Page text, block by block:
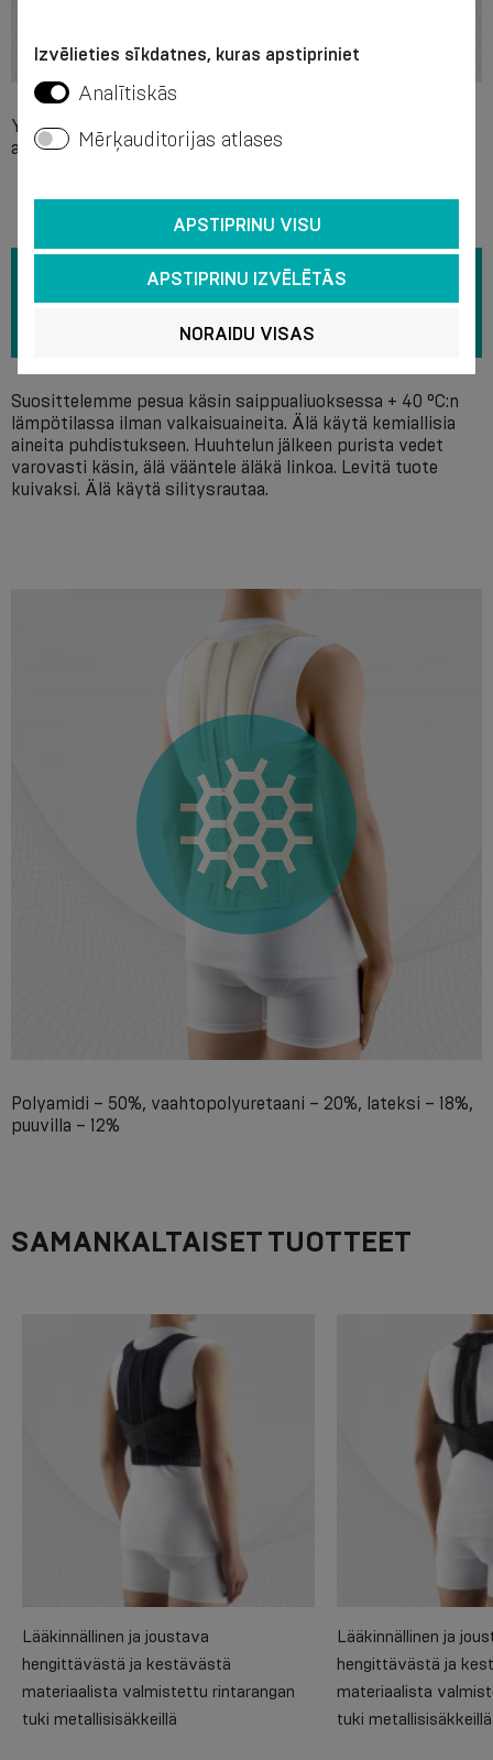
Yksittäinen yhteensopimattomuus valmisteen minkään
ainesosan kanssa, vaikeat paikalliset ihosairaudet.
Suosittelemme pesua käsin saippualiuoksessa + 40 °C:n
lämpötilassa ilman valkaisuaineita. Älä käytä kemiallisia
aineita puhdistukseen. Huuhtelun jälkeen purista vedet
varovasti käsin, älä vääntele äläkä linkoa. Levitä tuote
kuivaksi. Älä käytä silitysrautaa.
Polyamidi – 50%, vaahtopolyuretaani – 20%, lateksi – 18%,
puuvilla – 12%
SAMANKALTAISET TUOTTEET
Lääkinnällinen ja joustava
hengittävästä ja kestävästä
materiaalista valmistettu rintarangan
tuki metallisisäkkeillä
Lääkinnällinen ja
hengittävästä ja
materiaalista
tuki metallisisäkkeillä
Izvēlieties sīkdatnes, kuras apstipriniet
Analītiskās
Mērķauditorijas atlases
APSTIPRINU VISU
APSTIPRINU IZVĒLĒTĀS
NORAIDU VISAS